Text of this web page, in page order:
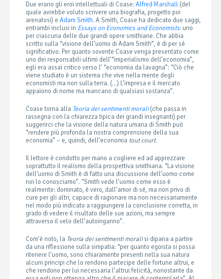
Due erano gli eroi intellettuali di Coase:Alfred Marshall (del
quale avrebbe voluto scrivere una biografia, progetto poi
arenatosi) eAdam Smith. A Smith, Coase ha dedicato due saggi,
entrambi inclusi in Essays on Economics and Economists: uno
per ciascuna delle due grandi opere smithiane. Che abbia
scritto sulla “visione dell’uomo di Adam Smith”, è di per sé
significativo. Per quanto sovente Coase venga presentato come
uno dei responsabili ultimi dell’“imperialismo dell’economia”,
egli era assai critico verso l’ “economia da lavagna”: “Ciò che
viene studiato è un sistema che vive nella mente degli
economisti ma non sulla terra. (…) L’impresa e il mercato
appaiono di nome ma mancano di qualsiasi sostanza”.
Coase torna alla Teoria dei sentimenti morali(che passa in
rassegna con la chiarezza tipica dei grandi insegnanti) per
suggerirci che la visione della natura umana di Smith può
“rendere più profonda la nostra comprensione della sua
economia” – e, quindi, dell’economia tout court.
Il lettore è condotto per mano a cogliere ed ad apprezzare
soprattutto il realismo della prospettiva smithiana. “La visione
dell’uomo di Smith è di fatto una discussione dell’uomo come
noi lo conosciamo”. “Smith vede l’uomo come esso è
realmente: dominato, è vero, dall’amor di sé, ma non privo di
cure per gli altri, capace di ragionare ma non necessariamente
nel modo più indicato a raggiungere la conclusione corretta, in
grado di vedere il risultato delle sue azioni, ma sempre
attraverso il velo dell’autoinganno”.
Com’è noto, la Teoria dei sentimenti moralisi dipana a partire
da una riflessione sulla simpatia: “per quanto egoista si possa
ritenere l’uomo, sono chiaramente presenti nella sua natura
alcuni principi che lo rendono partecipe delle fortune altrui, e
che rendono per lui necessaria l’altrui felicità, nonostante da